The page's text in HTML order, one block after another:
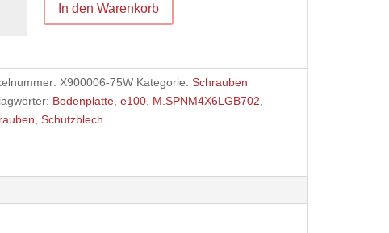
In den Warenkorb
X900006-75W Kategorie: Schrauben
Bodenplatte, e100, M.SPNM4X6LGB702
Schutzblech